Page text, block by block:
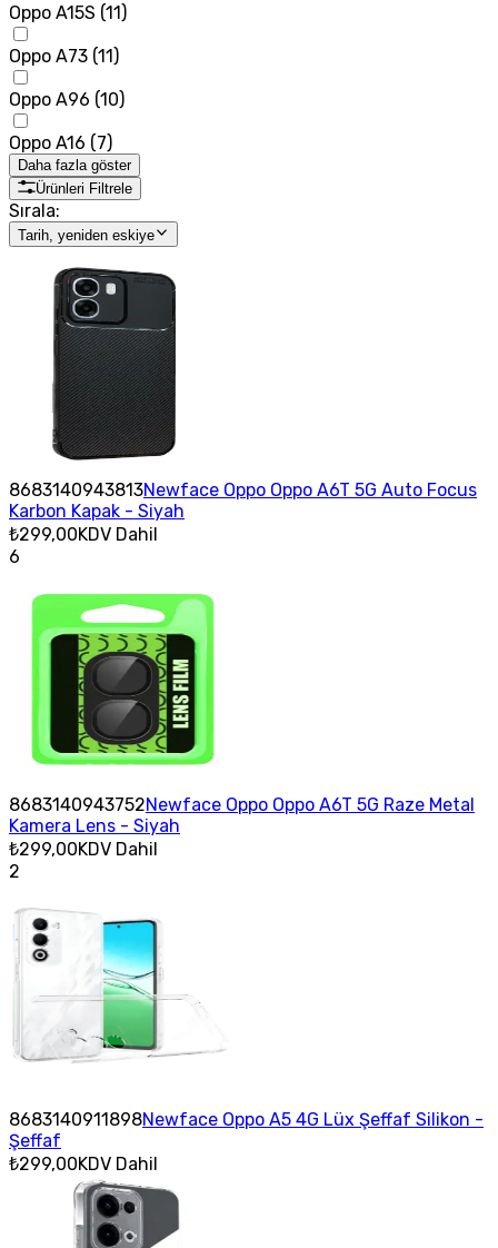
Oppo A15S (11 )
Oppo A73 (11 )
Oppo A96 (10)
Oppo A16 (7)
Daha fazla göster
Ürünleri Filtrele
Sırala:
Tarih, yeniden eskiye
8683140943813Newface Oppo Oppo A6T 5G Auto Focus
Karbon Kapak - Siyah
₺299,00KDV Dahil
6
8683140943752Newface Oppo Oppo A6T 5G Raze Metal
Kamera Lens - Siyah
₺299,00KDV Dahil
2
8683140911898Newface Oppo A5 4G Lüx Şeffaf Silikon -
Şeffaf
₺299,00KDV Dahil